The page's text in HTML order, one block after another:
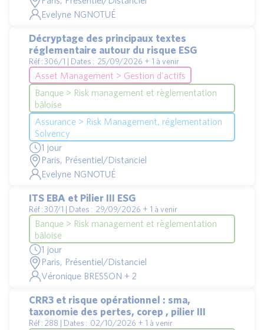
Evelyne NGNOTUÉ
Décryptage des principaux textes
réglementaire autour du risque ESG
Réf : 306/1 | Dates : 25/09/2026 + 1 à venir
Asset Management > Gestion d'actifs
Banque > Risk management et règlementation
bâloise
Assurance > Risk Management, réglementation
Solvency
1 jour
Paris, Présentiel/Distanciel
Evelyne NGNOTUÉ
ITS EBA et Pilier III ESG
Réf : 307/1 | Dates : 29/09/2026 + 1 à venir
Banque > Risk management et règlementation
bâloise
1 jour
Paris, Présentiel/Distanciel
Véronique BRESSON + 2
CRR3 et risque opérationnel : sma,
taxonomie des pertes, corep , pilier III
Réf : 288 | Dates : 02/10/2026 + 1 à venir